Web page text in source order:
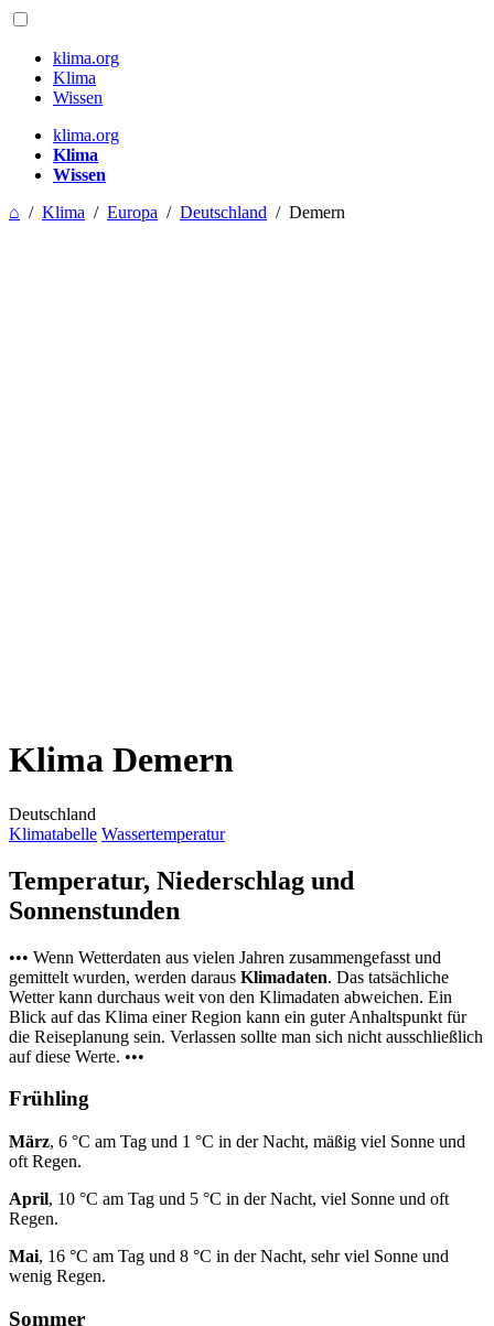
klima.org
Klima
Wissen
klima.org
Klima
Wissen
⌂ / Klima / Europa / Deutschland / Demern
Klima Demern
Deutschland
Klimatabelle Wassertemperatur
Temperatur, Niederschlag und
Sonnenstunden
••• Wenn Wetterdaten aus vielen Jahren zusammengefasst und
gemittelt wurden, werden daraus Klimadaten. Das tatsächliche
Wetter kann durchaus weit von den Klimadaten abweichen. Ein
Blick auf das Klima einer Region kann ein guter Anhaltspunkt für
die Reiseplanung sein. Verlassen sollte man sich nicht ausschließlich
auf diese Werte. •••
Frühling
März, 6 °C am Tag und 1 °C in der Nacht, mäßig viel Sonne und
oft Regen.
April, 10 °C am Tag und 5 °C in der Nacht, viel Sonne und oft
Regen.
Mai, 16 °C am Tag und 8 °C in der Nacht, sehr viel Sonne und
wenig Regen.
Sommer